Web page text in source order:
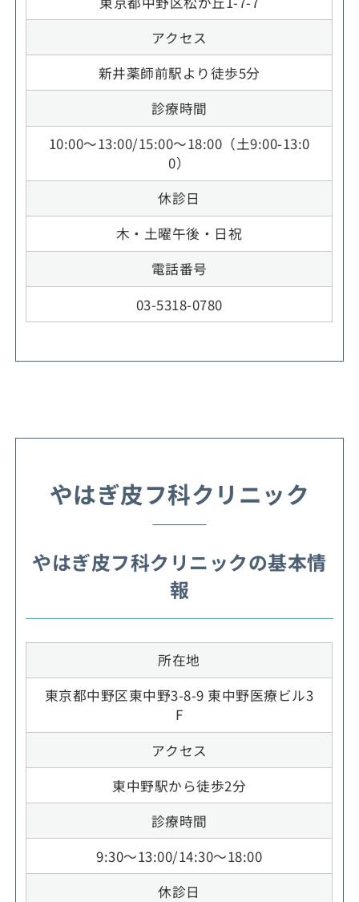
アクセス
新井薬師前駅より徒歩5分
診療時間
10:00～13:00/15:00～18:00（土9:00-13:0
0）
休診日
木・土曜午後・日祝
電話番号
03-5318-0780
やはぎ皮フ科クリニック
やはぎ皮フ科クリニックの基本情
報
所在地
東京都中野区東中野3-8-9 東中野医療ビル3
F
アクセス
東中野駅から徒歩2分
診療時間
9:30～13:00/14:30～18:00
休診日